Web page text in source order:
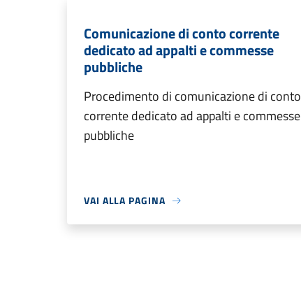
Comunicazione di conto corrente
dedicato ad appalti e commesse
pubbliche
Procedimento di comunicazione di conto
corrente dedicato ad appalti e commesse
pubbliche
VAI ALLA PAGINA